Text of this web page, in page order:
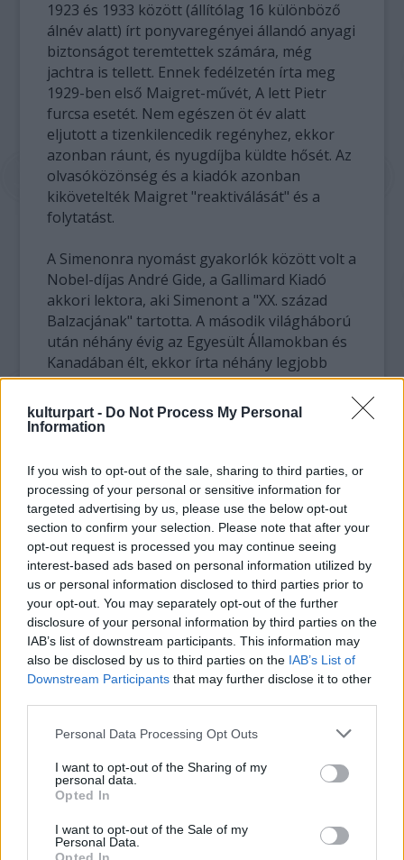
kulturpart - Do Not Process My Personal
Information
If you wish to opt-out of the sale, sharing to third parties, or
processing of your personal or sensitive information for
targeted advertising by us, please use the below opt-out
section to confirm your selection. Please note that after your
opt-out request is processed you may continue seeing
interest-based ads based on personal information utilized by
us or personal information disclosed to third parties prior to
your opt-out. You may separately opt-out of the further
disclosure of your personal information by third parties on the
IAB’s list of downstream participants. This information may
also be disclosed by us to third parties on the IAB’s List of
Downstream Participants that may further disclose it to other
Please note that this website/app uses one or more Google
not limited to your visit or usage behaviour. You may click to
grant or deny consent to Google and its third-party tags to
use your data for below specified purposes in below Google
consent section.
Personal Data Processing Opt Outs
I want to opt-out of the Sharing of my
personal data.
Opted In
I want to opt-out of the Sale of my
Personal Data.
1923 és 1933 között (állítólag 16 különböző
álnév alatt) írt ponyvaregényei állandó anyagi
biztonságot teremtettek számára, még
jachtra is tellett. Ennek fedélzetén írta meg
1929-ben első Maigret-művét, A lett Pietr
furcsa esetét. Nem egészen öt év alatt
eljutott a tizenkilencedik regényhez, ekkor
azonban ráunt, és nyugdíjba küldte hősét. Az
olvasóközönség és a kiadók azonban
kikövetelték Maigret "reaktiválását" és a
folytatást.
A Simenonra nyomást gyakorlók között volt a
Nobel-díjas André Gide, a Gallimard Kiadó
akkori lektora, aki Simenont a "XX. század
Balzacjának" tartotta. A második világháború
után néhány évig az Egyesült Államokban és
Kanadában élt, ekkor írta néhány legjobb
könyvét, például a Levél bírámhoz és a
Piszkos volt a hó címűt.
1950-ben második feleségével Svájcba
visszaemlékezéseiben "pokoli szimfóniának"
nevezte, s egyszer öngyilkosságot is
megkísérelt. Megszállottja volt a
szexualitásnak, s azt állította, hogy összesen
tízezer nővel került közelebbi kapcsolatba.
Volt úgy, hogy egy nap hárommal is, mert
egyszerűen meg akarta érteni a nő
szubsztanciáját.
A teljes harmóniát végül második neje fiatal
szobalányával találta meg, akivel Lausanne-
párosuló visszaemlékezéseit.
1977-ben irodalmi archívumát Liege
egyetemének ajándékozta, ahol létrehozták a
kutatóközpontot. 1978-ban egyik lánya